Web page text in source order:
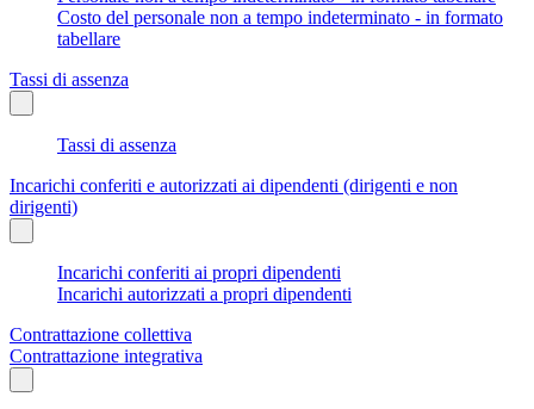
Costo del personale non a tempo indeterminato - in formato
tabellare
Tassi di assenza
Tassi di assenza
Incarichi conferiti e autorizzati ai dipendenti (dirigenti e non
dirigenti)
Incarichi conferiti ai propri dipendenti
Incarichi autorizzati a propri dipendenti
Contrattazione collettiva
Contrattazione integrativa